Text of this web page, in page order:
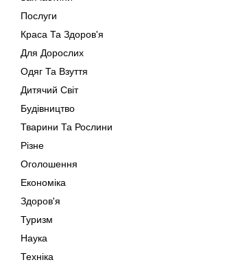
Послуги
Краса Та Здоров'я
Для Дорослих
Одяг Та Взуття
Дитячий Світ
Будівництво
Тварини Та Рослини
Різне
Оголошення
Економіка
Здоров'я
Туризм
Наука
Техніка